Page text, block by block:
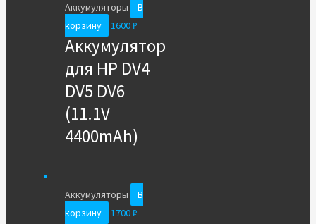
Аккумуляторы
В
корзину
1600₽
Аккумулятор
для HP DV4
DV5 DV6
(11.1V
4400mAh)
Аккумуляторы
В
корзину
1700₽